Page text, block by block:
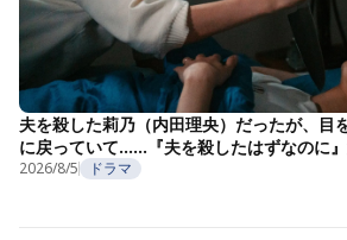
夫を殺した莉乃（内田理央）だったが、目
に戻っていて……『夫を殺したはずなのに
2026/8/5 ドラマ